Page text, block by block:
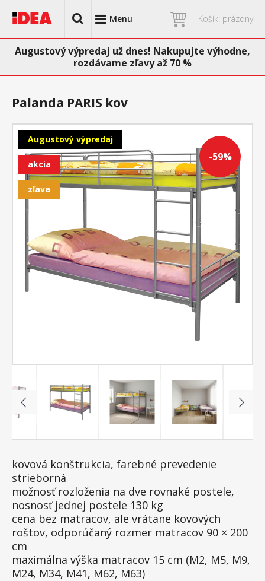
Menu Košík: prázdny
Augustový výpredaj už dnes! Nakupujte výhodne,
rozdávame zľavy až 70 %
-59%
Augustový výpredaj
akcia
zľava
Palanda PARIS kov
kovová konštrukcia, farebné prevedenie
strieborná
možnosť rozloženia na dve rovnaké postele,
nosnosť jednej postele 130 kg
cena bez matracov, ale vrátane kovových
roštov, odporúčaný rozmer matracov 90 × 200
cm
maximálna výška matracov 15 cm (M2, M5, M9,
M24, M34, M41, M62, M63)